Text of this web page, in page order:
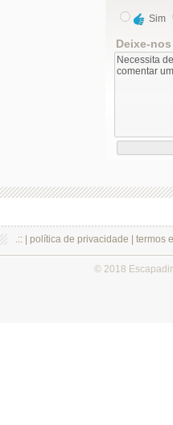
Sim
Deixe-
.:: | política de privacidade termos
© 2018